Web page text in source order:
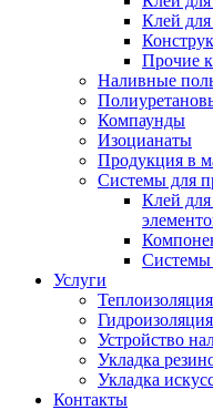
Клей
Прочие
Наливные
Компаунды
Изоцианаты
Продукция в
Системы для
Клей
Системы
Услуги
Теплоизоляция
Гидроизоляция
Устройство
Укладка
Укладка
Контакты